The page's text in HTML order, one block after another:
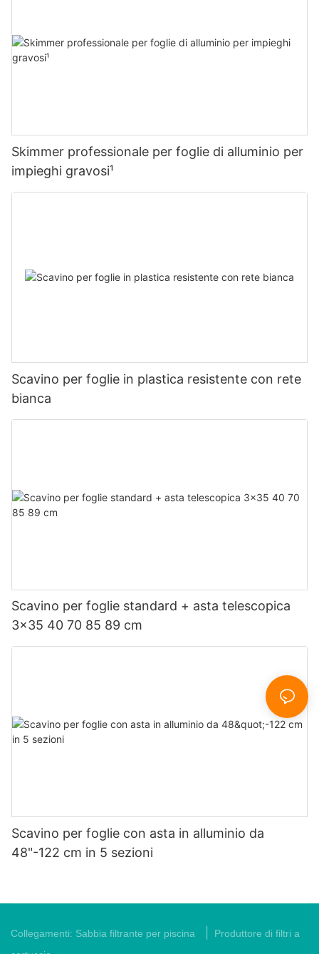
Skimmer professionale per foglie di alluminio per
impieghi gravosi¹
Scavino per foglie in plastica resistente con rete
bianca
Scavino per foglie standard + asta telescopica
3x35 40 70 85 89 cm
Scavino per foglie con asta in alluminio da
48"-122 cm in 5 sezioni
Collegamenti: Sabbia filtrante per piscina
Produttore di filtri a